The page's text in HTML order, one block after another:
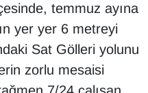
temmuz ayına
yer yer 6 metreyi
Sat Gölleri yolunu
zorlu mesaisi